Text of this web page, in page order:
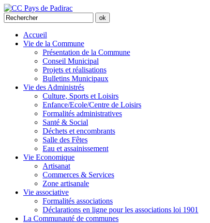
Accueil
Vie de la Commune
Présentation de la Commune
Conseil Municipal
Projets et réalisations
Bulletins Municipaux
Vie des Administrés
Culture, Sports et Loisirs
Enfance/Ecole/Centre de Loisirs
Formalités administratives
Santé & Social
Déchets et encombrants
Salle des Fêtes
Eau et assainissement
Vie Economique
Artisanat
Commerces & Services
Zone artisanale
Vie associative
Formalités associations
Déclarations en ligne pour les associations loi 1901
La Communauté de communes